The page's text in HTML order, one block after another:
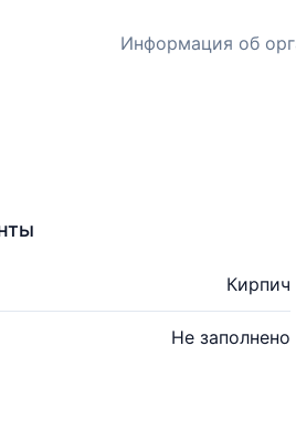
Информация об
Кирпич
Не заполнено